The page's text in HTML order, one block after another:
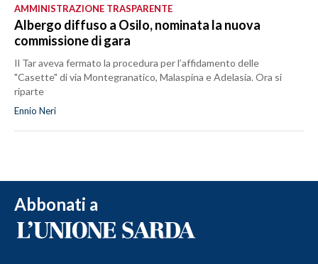
AMMINISTRAZIONE TRASPARENTE
Albergo diffuso a Osilo, nominata la nuova
commissione di gara
Il Tar aveva fermato la procedura per l’affidamento delle
"Casette" di via Montegranatico, Malaspina e Adelasia. Ora si
riparte
Ennio Neri
Abbonati a